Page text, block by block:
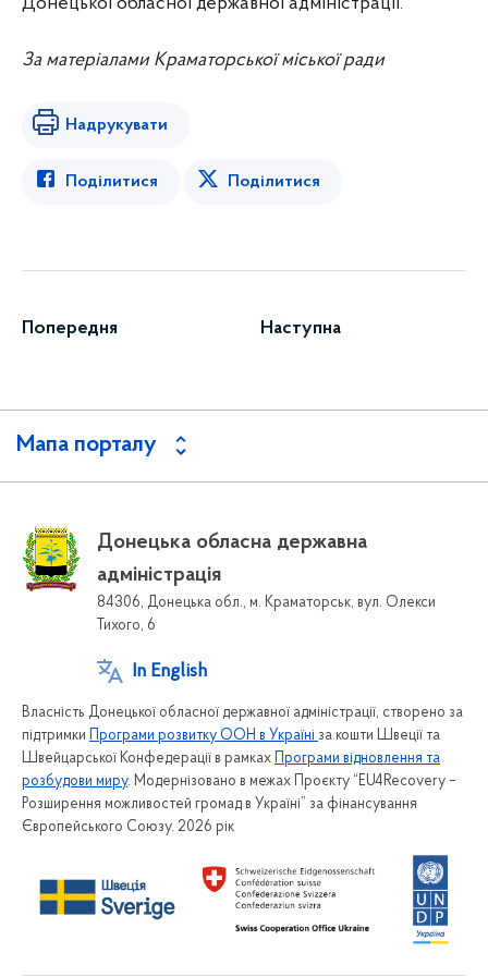
За матеріалами Краматорської міської ради
Надрукувати
Поділитися Поділитися
Попередня Наступна
Мапа порталу
Донецька обласна державна
адміністрація
84306, Донецька обл., м. Краматорськ, вул. Олекси
Тихого, 6
In English
Власність Донецької обласної державної адміністрації, створено за
підтримки Програми розвитку ООН в Україні за кошти Швеції та
Швейцарської Конфедерації в рамках Програми відновлення та
розбудови миру. Модернізовано в межах Проєкту “EU4Recovery –
Розширення можливостей громад в Україні” за фінансування
Європейського Союзу. 2026 рік